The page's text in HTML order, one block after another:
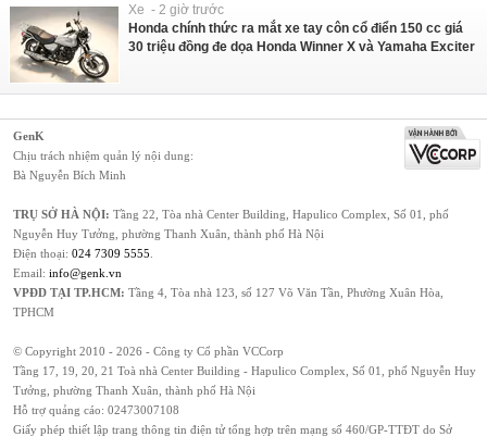
Xe - 2 giờ trước
Honda chính thức ra mắt xe tay côn cổ điển 150 cc giá
30 triệu đồng đe dọa Honda Winner X và Yamaha Exciter
GenK
Chịu trách nhiệm quản lý nội dung:
Bà Nguyễn Bích Minh
TRỤ SỞ HÀ NỘI: Tầng 22, Tòa nhà Center Building, Hapulico Complex, Số 01, phố
Nguyễn Huy Tưởng, phường Thanh Xuân, thành phố Hà Nội
Điện thoại: 024 7309 5555.
Email: info@genk.vn
VPĐD TẠI TP.HCM: Tầng 4, Tòa nhà 123, số 127 Võ Văn Tần, Phường Xuân Hòa,
TPHCM
© Copyright 2010 - 2026 - Công ty Cổ phần VCCorp
Tầng 17, 19, 20, 21 Toà nhà Center Building - Hapulico Complex, Số 01, phố Nguyễn Huy
Tưởng, phường Thanh Xuân, thành phố Hà Nội
Hỗ trợ quảng cáo: 02473007108
Giấy phép thiết lập trang thông tin điện tử tổng hợp trên mạng số 460/GP-TTĐT do Sở